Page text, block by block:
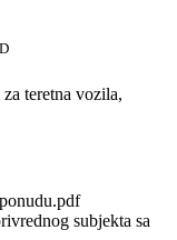
vozila,
subjekta sa